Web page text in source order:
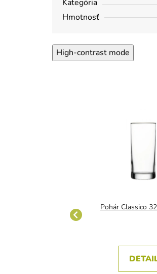
Kategória
Hmotnosť
High-contrast mode
Pohár Classico